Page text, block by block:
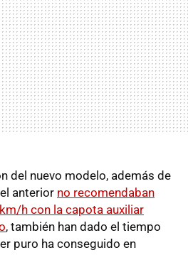
del nuevo modelo, además de
anterior no recomendaban
h con la capota auxiliar
, también han dado el tiempo
puro ha conseguido en